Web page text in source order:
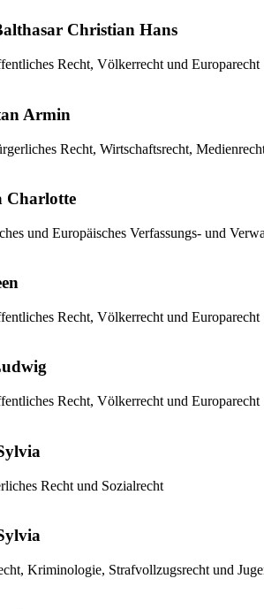
Christian Hans
Recht, Völkerrecht und Europarecht
Armin
Recht, Wirtschaftsrecht,
Charlotte
und Europäisches Verfassungs- und
Recht, Völkerrecht und Europarecht
Recht, Völkerrecht und Europarecht
Recht und Sozialrecht
Kriminologie, Strafvollzugsrecht und